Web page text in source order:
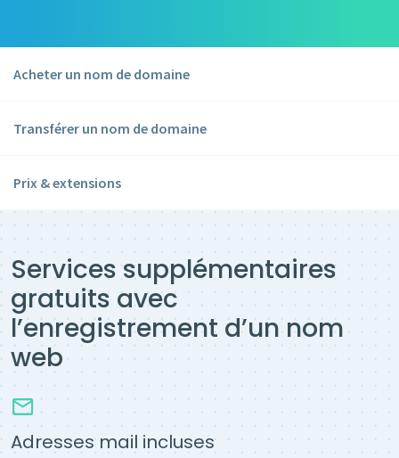
Acheter un nom de domaine
Transférer un nom de domaine
Prix & extensions
Services supplémentaires
gratuits avec
l’enregistrement d’un nom
web
Adresses mail incluses